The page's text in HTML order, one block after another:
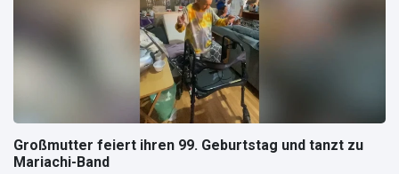
Großmutter feiert ihren 99. Geburtstag und tanzt zu
Mariachi-Band